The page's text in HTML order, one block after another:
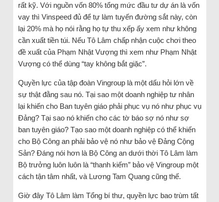
rất kỹ. Với nguồn vốn 80% tổng mức đầu tư dự án là vốn
vay thì Vinspeed đủ để tự làm tuyến đường sắt này, còn
lại 20% mà họ nói rằng họ tự thu xếp ấy xem như không
cần xuất tiền túi. Nếu Tô Lâm chấp nhận cuộc chơi theo
đề xuất của Phạm Nhật Vượng thì xem như Phạm Nhật
Vượng có thể dùng “tay không bắt giặc”.
Quyền lực của tập đoàn Vingroup là một dấu hỏi lớn về
sự thật đằng sau nó. Tại sao một doanh nghiệp tư nhân
lại khiến cho Ban tuyên giáo phải phục vụ nó như phục vụ
Đảng? Tại sao nó khiến cho các tờ báo sợ nó như sợ
ban tuyên giáo? Tạo sao một doanh nghiệp có thể khiến
cho Bộ Công an phải bảo vệ nó như bảo vệ Đảng Cộng
Sản? Đáng nói hơn là Bộ Công an dưới thời Tô Lâm làm
Bộ trưởng luôn luôn là “thanh kiếm” bảo vệ Vingroup một
cách tận tâm nhất, và Lương Tam Quang cũng thế.
Giờ đây Tô Lâm làm Tổng bí thư, quyền lực bao trùm tất